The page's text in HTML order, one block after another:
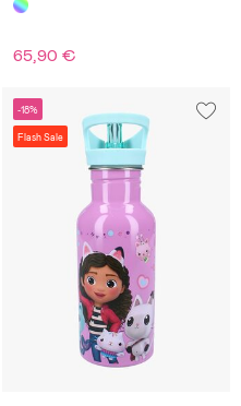
65,90 €
-18%
Flash Sale